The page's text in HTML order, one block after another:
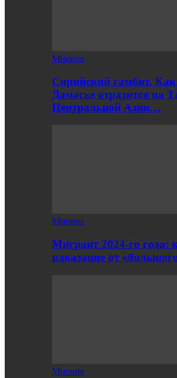
Мнение
Сирийский гамбит. Как
Дамаске отразится на
Центральной Азии…
Мнение
Мигрант 2024-го года:
наказание от
Мнение